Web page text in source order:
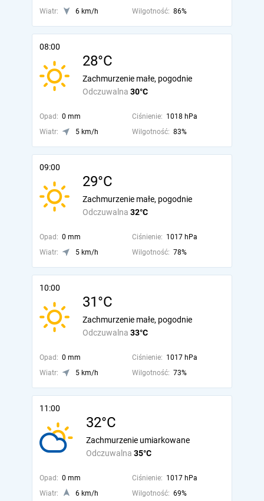
Wiatr: 6 km/h Wilgotność: 86%
08:00
28°C
Odczuwalna 30°C
Zachmurzenie małe, pogodnie
Opad: 0 mm Ciśnienie: 1018 hPa
Wiatr:
5 km/h Wilgotność: 83%
09:00
29°C
Odczuwalna 32°C
Zachmurzenie małe, pogodnie
Opad: 0 mm Ciśnienie: 1017 hPa
Wiatr:
5 km/h Wilgotność: 78%
10:00
31°C
Odczuwalna 33°C
Zachmurzenie małe, pogodnie
Opad: 0 mm Ciśnienie: 1017 hPa
Wiatr:
5 km/h Wilgotność: 73%
11:00
32°C
Odczuwalna 35°C
Zachmurzenie umiarkowane
Opad: 0 mm Ciśnienie: 1017 hPa
Wiatr:
6 km/h Wilgotność: 69%